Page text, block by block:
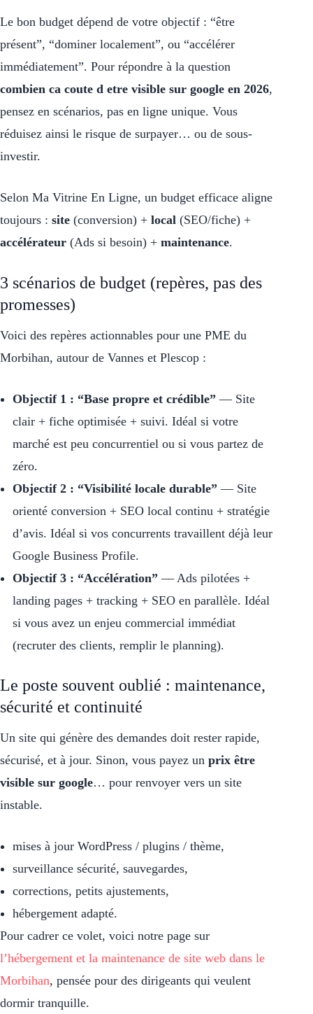
Le bon budget dépend de votre objectif : “être
présent”, “dominer localement”, ou “accélérer
immédiatement”. Pour répondre à la question
combien ca coute d etre visible sur google en 2026,
pensez en scénarios, pas en ligne unique. Vous
réduisez ainsi le risque de surpayer… ou de sous-
investir.
Selon Ma Vitrine En Ligne, un budget efficace aligne
toujours : site (conversion) + local (SEO/fiche) +
accélérateur (Ads si besoin) + maintenance.
3 scénarios de budget (repères, pas des
promesses)
Voici des repères actionnables pour une PME du
Morbihan, autour de Vannes et Plescop :
Objectif 1 : “Base propre et crédible” — Site
clair + fiche optimisée + suivi. Idéal si votre
marché est peu concurrentiel ou si vous partez de
zéro.
Objectif 2 : “Visibilité locale durable” — Site
orienté conversion + SEO local continu + stratégie
d’avis. Idéal si vos concurrents travaillent déjà leur
Google Business Profile.
Objectif 3 : “Accélération” — Ads pilotées +
landing pages + tracking + SEO en parallèle. Idéal
si vous avez un enjeu commercial immédiat
(recruter des clients, remplir le planning).
Le poste souvent oublié : maintenance,
sécurité et continuité
Un site qui génère des demandes doit rester rapide,
sécurisé, et à jour. Sinon, vous payez un prix être
visible sur google… pour renvoyer vers un site
instable.
mises à jour WordPress / plugins / thème,
surveillance sécurité, sauvegardes,
corrections, petits ajustements,
hébergement adapté.
Pour cadrer ce volet, voici notre page sur
l’hébergement et la maintenance de site web dans le
Morbihan, pensée pour des dirigeants qui veulent
dormir tranquille.